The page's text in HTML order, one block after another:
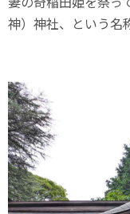
神）神社、という名